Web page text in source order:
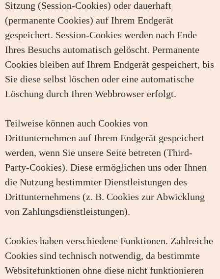
Sitzung (Session-Cookies) oder dauerhaft
(permanente Cookies) auf Ihrem Endgerät
gespeichert. Session-Cookies werden nach Ende
Ihres Besuchs automatisch gelöscht. Permanente
Cookies bleiben auf Ihrem Endgerät gespeichert, bis
Sie diese selbst löschen oder eine automatische
Löschung durch Ihren Webbrowser erfolgt.
Teilweise können auch Cookies von
Drittunternehmen auf Ihrem Endgerät gespeichert
werden, wenn Sie unsere Seite betreten (Third-
Party-Cookies). Diese ermöglichen uns oder Ihnen
die Nutzung bestimmter Dienstleistungen des
Drittunternehmens (z. B. Cookies zur Abwicklung
von Zahlungsdienstleistungen).
Cookies haben verschiedene Funktionen. Zahlreiche
Cookies sind technisch notwendig, da bestimmte
Websitefunktionen ohne diese nicht funktionieren